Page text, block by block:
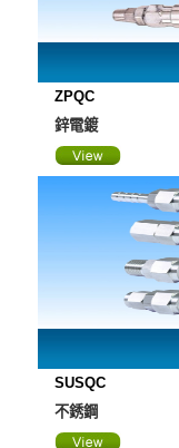
ZPQC
鋅電鍍
SUSQC
不銹鋼